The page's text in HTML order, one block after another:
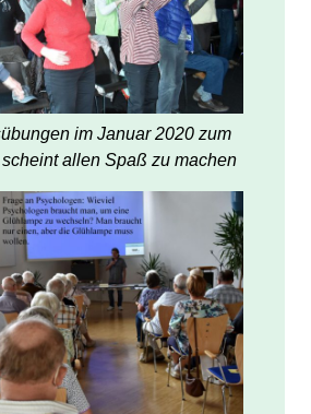
im Januar 2020 zum
allen Spaß zu machen